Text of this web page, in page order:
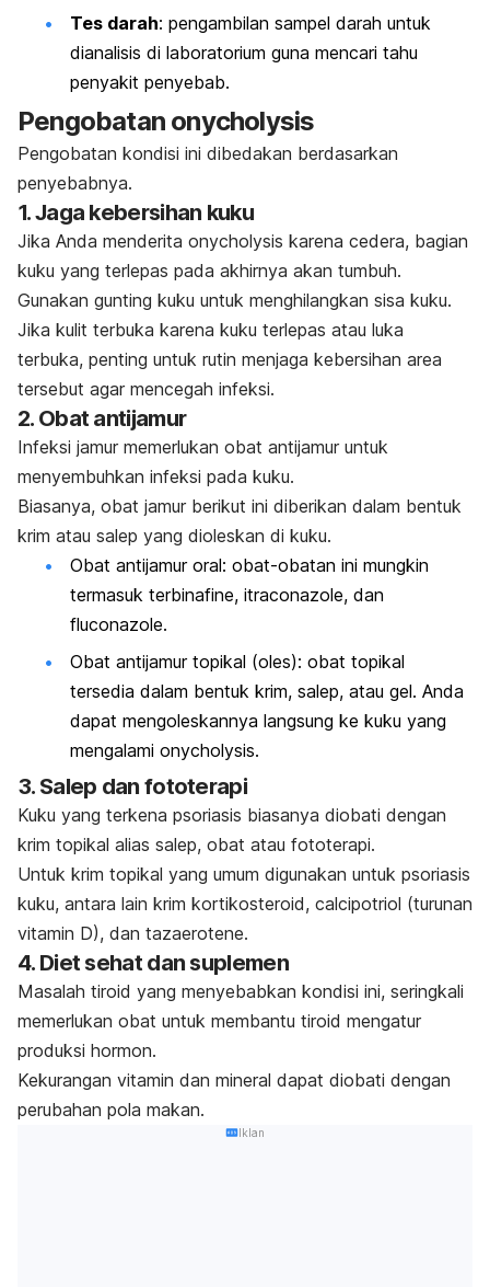
Tes darah: pengambilan sampel darah untuk
dianalisis di laboratorium guna mencari tahu
penyakit penyebab.
Pengobatan onycholysis
Pengobatan kondisi ini dibedakan berdasarkan
penyebabnya.
1. Jaga kebersihan kuku
Jika Anda menderita onycholysis karena cedera, bagian
kuku yang terlepas pada akhirnya akan tumbuh.
Gunakan gunting kuku untuk menghilangkan sisa kuku.
Jika kulit terbuka karena kuku terlepas atau luka
terbuka, penting untuk rutin menjaga kebersihan area
tersebut agar mencegah infeksi.
2. Obat antijamur
Infeksi jamur memerlukan obat antijamur untuk
menyembuhkan infeksi pada kuku.
Biasanya, obat jamur berikut ini diberikan dalam bentuk
krim atau salep yang dioleskan di kuku.
Obat antijamur oral: obat-obatan ini mungkin
termasuk terbinafine, itraconazole, dan
fluconazole.
Obat antijamur topikal (oles): obat topikal
tersedia dalam bentuk krim, salep, atau gel. Anda
dapat mengoleskannya langsung ke kuku yang
mengalami onycholysis.
3. Salep dan fototerapi
Kuku yang terkena psoriasis biasanya diobati dengan
krim topikal alias salep, obat atau fototerapi.
Untuk krim topikal yang umum digunakan untuk psoriasis
kuku, antara lain krim kortikosteroid, calcipotriol (turunan
vitamin D), dan tazaerotene.
4. Diet sehat dan suplemen
Masalah tiroid yang menyebabkan kondisi ini, seringkali
memerlukan obat untuk membantu tiroid mengatur
produksi hormon.
Kekurangan vitamin dan mineral dapat diobati dengan
perubahan pola makan.
Iklan